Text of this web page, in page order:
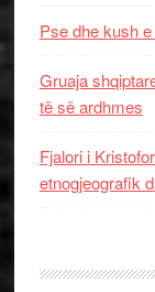
Pse dhe kush
Gruaja
të së ardhmes
Fjalori i
etnogjeografik